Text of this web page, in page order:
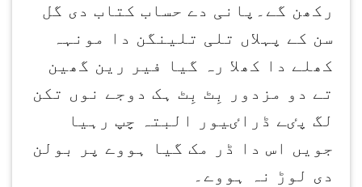
رکھن گے۔پانی دے حساب کتاب دی گل
سن کے پہلاں تلی تلینگن دا مونہہ
کھلے دا کھلا رہ گیا فیر رین گھین
تے دو مزدور بِٹ بِٹ ہک دوجے نوں تکن
لگ پٸے ڈراٸیور البتہ چپ رہیا
جویں اس دا ڈر مک گیا ہووے پر بولن
دی لوڑ نہ ہووے۔